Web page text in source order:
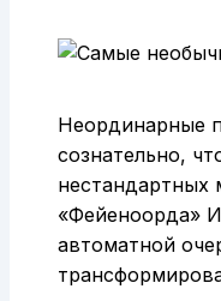
Неординарные
сознательно,
«Фейеноорда»
автоматной